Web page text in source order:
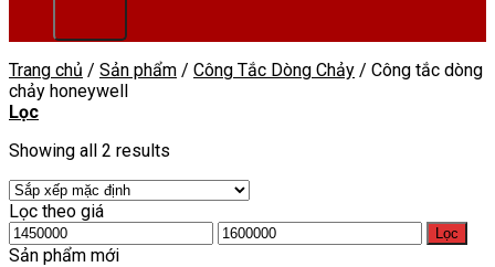
Trang chủ / Sản phẩm / Công Tắc Dòng Chảy / Công tắc dòng
chảy honeywell
Lọc
Showing all 2 results
Lọc theo giá
Giá
tối
Giá
tối
Lọc
Sản phẩm mới